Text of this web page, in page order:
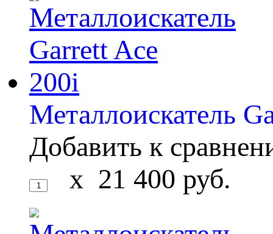
Металлоискатель
Добавить к
x 21 400 руб.